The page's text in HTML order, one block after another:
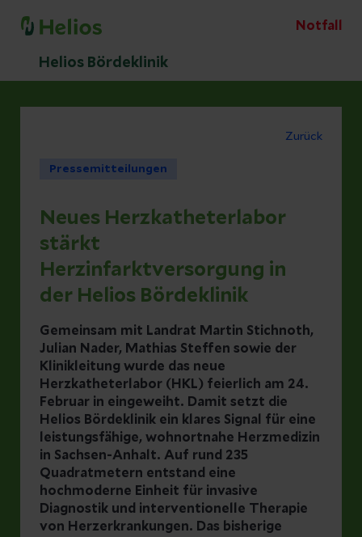
Notfall
Helios Bördeklinik
Zurück
Pressemitteilungen
Neues Herzkatheterlabor
stärkt
Herzinfarktversorgung in
der Helios Bördeklinik
Gemeinsam mit Landrat Martin Stichnoth,
Julian Nader, Mathias Steffen sowie der
Klinikleitung wurde das neue
Herzkatheterlabor (HKL) feierlich am 24.
Februar in eingeweiht. Damit setzt die
Helios Bördeklinik ein klares Signal für eine
leistungsfähige, wohnortnahe Herzmedizin
in Sachsen-Anhalt. Auf rund 235
Quadratmetern entstand eine
hochmoderne Einheit für invasive
Diagnostik und interventionelle Therapie
von Herzerkrankungen. Das bisherige